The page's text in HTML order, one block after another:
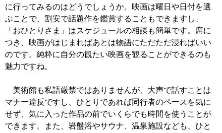
に行ってみるのはどうでしょうか。映画は曜日や日付を選
ぶことで、割安で話題作を鑑賞することもできますし、
「おひとりさま」はスケジュールの相談も簡単です。席に
つき、映画がはじまればあとは物語にただただ浸ればいい
のです。純粋に自分の観たい映画を観ることができるのも
魅力ですね。
美術館も私語厳禁ではありませんが、大声で話すことは
マナー違反ですし、ひとりであれば同行者のペースを気に
せず、気に入った作品の前でいくらでも時間を使うことが
できます。また、岩盤浴やサウナ、温泉施設なども、ひと